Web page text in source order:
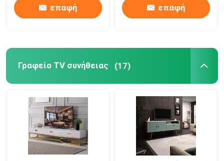
επαφή επαφή
Γραφείο TV συνήθειας (17)